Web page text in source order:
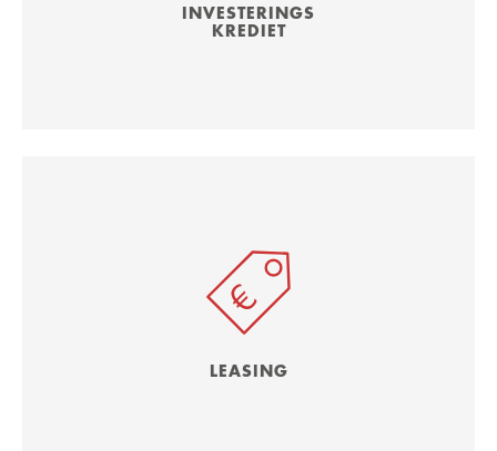
INVESTERINGS
KREDIET
LEASING